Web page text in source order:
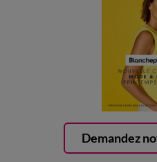
Demandez